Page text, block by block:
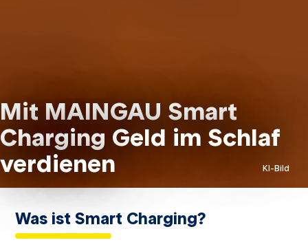
KI-Bild
Mit MAINGAU Smart
Charging Geld im Schlaf
verdienen
Was ist Smart Charging?